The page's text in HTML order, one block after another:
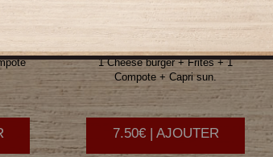
ENFANT BURGER
1 Cheese burger + Frites + 1
Compote + Capri sun.
7.50€ | AJOUTER